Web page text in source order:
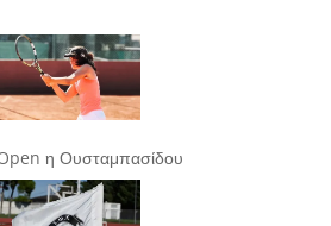
η Ουσταμπασίδου